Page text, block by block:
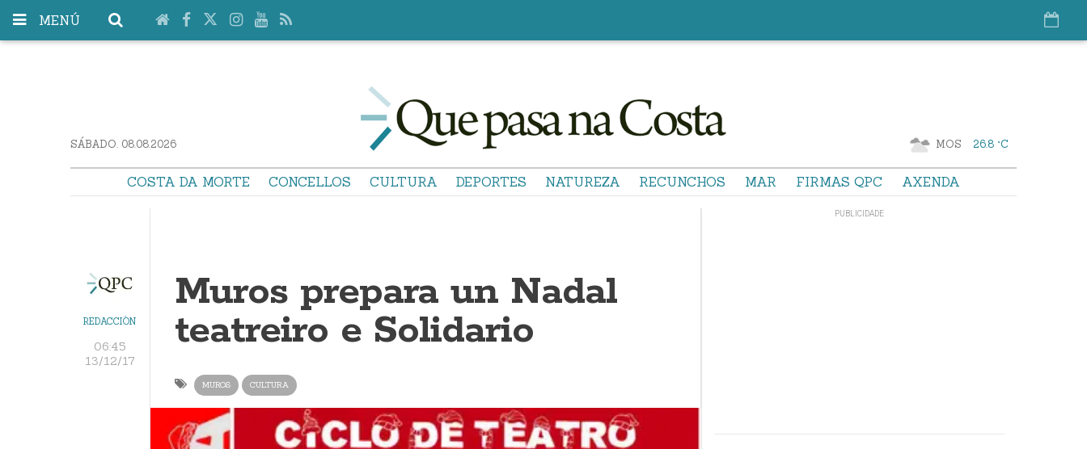
MENÚ
SÁBADO. 08.08.2026 MOS 26.8 °C
COSTA DA MORTE CONCELLOS CULTURA DEPORTES NATUREZA RECUNCHOS MAR FIRMAS QPC AXENDA
REDACCIÓN
06:45
13/12/17
Muros prepara un Nadal
teatreiro e Solidario
MUROS CULTURA